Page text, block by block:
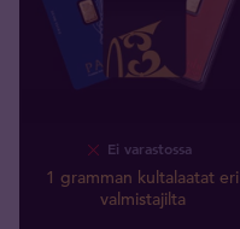
Ei varastossa
1 gramman kultalaatat eri
valmistajilta